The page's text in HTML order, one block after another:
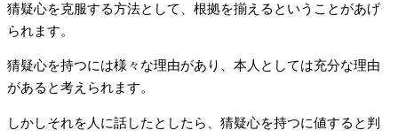
猜疑心を克服する方法として、根拠を揃えるということがあげ
られます。
猜疑心を持つには様々な理由があり、本人としては充分な理由
があると考えられます。
しかしそれを人に話したとしたら、猜疑心を持つに値すると判